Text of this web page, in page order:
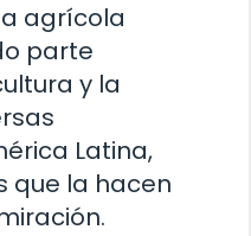
agrícola
parte
y la
Latina,
que la hacen